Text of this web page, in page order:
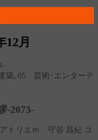
12月
築, 05 芸術･エンターテ
トリエｍ 守谷 昌紀 コ